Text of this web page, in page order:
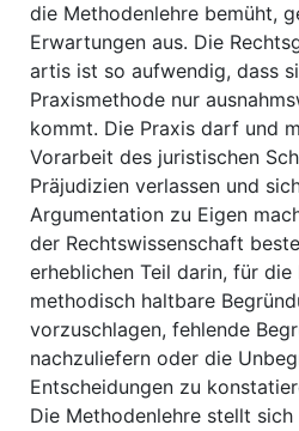
die Methodenlehre bemüht,
Erwartungen aus. Die
artis ist so aufwendig, dass
Praxismethode nur
kommt. Die Praxis darf und
Vorarbeit des juristischen
Präjudizien verlassen und
Argumentation zu Eigen
der Rechtswissenschaft
erheblichen Teil darin, für die
methodisch haltbare
vorzuschlagen, fehlende
nachzuliefern oder die
Entscheidungen zu
Die Methodenlehre stellt